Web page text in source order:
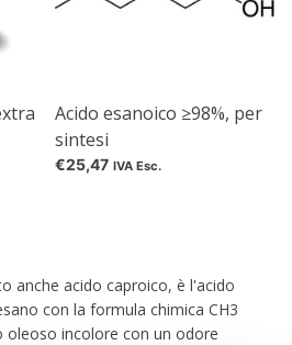
Acido esanoico ≥98%, per
sintesi
€25,47 IVA Esc.
anche acido caproico, è l'acido
con la formula chimica CH3
oleoso incolore con un odore